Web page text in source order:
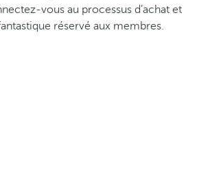
vous au processus d’achat et
réservé aux membres.